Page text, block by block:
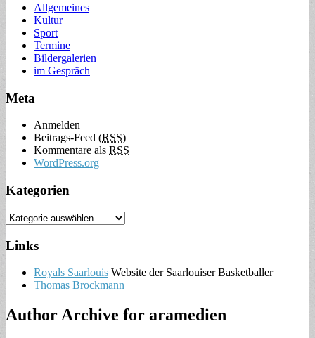
Allgemeines
Kultur
Sport
Termine
Bildergalerien
im Gespräch
Meta
Anmelden
Beitrags-Feed (RSS)
Kommentare als RSS
WordPress.org
Kategorien
Links
Royals Saarlouis Website der Saarlouiser Basketballer
Thomas Brockmann
Author Archive for aramedien